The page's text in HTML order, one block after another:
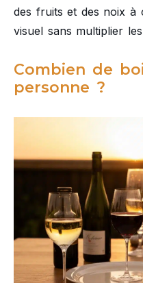
des fruits et des noix à
visuel sans multiplier
Combien de
personne ?